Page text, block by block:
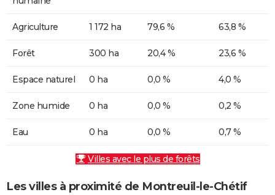
Agriculture 1 172 ha 79,6 % 63,8 %
Forêt 300 ha 20,4 % 23,6 %
Espace naturel 0 ha 0,0 % 4,0 %
Zone humide 0 ha 0,0 % 0,2 %
Eau 0 ha 0,0 % 0,7 %
Villes avec le plus de forêts
Les villes à proximité de Montreuil-le-Chétif